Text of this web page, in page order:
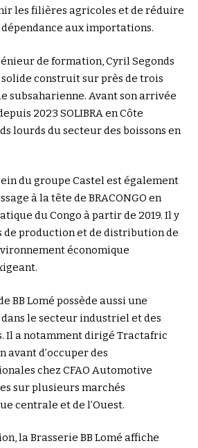
les filières agricoles et de réduire
aux importations.
de formation, Cyril Segonds
construit sur près de trois
subsaharienne. Avant son arrivée
2023 SOLIBRA en Côte
lourds du secteur des boissons en
du groupe Castel est également
à la tête de BRACONGO en
du Congo à partir de 2019. Il y
de production et de distribution de
économique
BB Lomé possède aussi une
le secteur industriel et des
Il a notamment dirigé Tractafric
avant d’occuper des
chez CFAO Automotive
sur plusieurs marchés
centrale et de l’Ouest.
la Brasserie BB Lomé affiche